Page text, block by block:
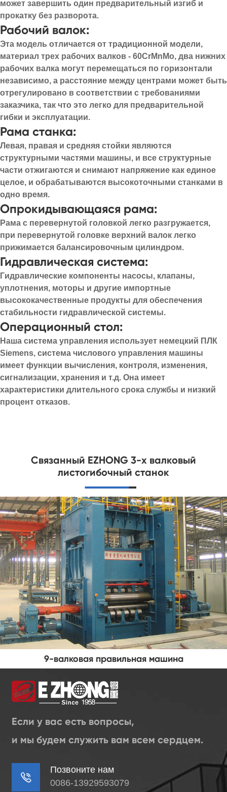
может завершить один предварительный изгиб и
прокатку без разворота.
Рабочий валок:
Эта модель отличается от традиционной модели,
материал трех рабочих валков - 60CrMnMo, два нижних
рабочих валка могут перемещаться по горизонтали
независимо, а расстояние между центрами может быть
отрегулировано в соответствии с требованиями
заказчика, так что это легко для предварительной
гибки и эксплуатации.
Рама станка:
Левая, правая и средняя стойки являются
структурными частями машины, и все структурные
части отжигаются и снимают напряжение как единое
целое, и обрабатываются высокоточными станками в
одно время.
Опрокидывающаяся рама:
Рама с перевернутой головкой легко разгружается,
при перевернутой головке верхний валок легко
прижимается балансировочным цилиндром.
Гидравлическая система:
Гидравлические компоненты насосы, клапаны,
уплотнения, моторы и другие импортные
высококачественные продукты для обеспечения
стабильности гидравлической системы.
Операционный стол:
Наша система управления использует немецкий ПЛК
Siemens, система числового управления машины
имеет функции вычисления, контроля, изменения,
сигнализации, хранения и т.д. Она имеет
характеристики длительного срока службы и низкий
процент отказов.
Связанный EZHONG 3-х валковый
листогибочный станок
Прокатная машина для вторсырья
Если у вас есть вопросы,
и мы будем служить вам всем сердцем.

Позвоните нам
0086-13929593079